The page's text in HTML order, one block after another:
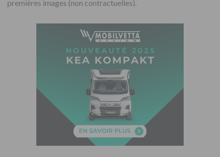
premières images (non contractuelles).